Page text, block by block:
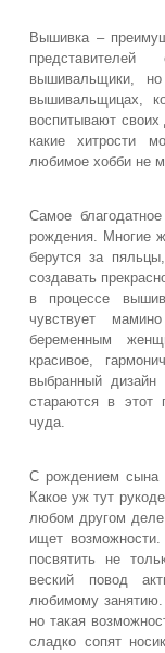
Вышивка –
вышивальщики,
вышивальщицах,
воспитывают
какие хитрости
любимое хобби не
Самое
рождения. Многие
берутся за
создавать
в процессе
чувствует
беременным
красивое,
выбранный
стараются в этот
чуда.
С рождением сына
Какое уж тут
любом другом деле
ищет
посвятить не
веский повод
любимому занятию.
но такая
сладко сопят